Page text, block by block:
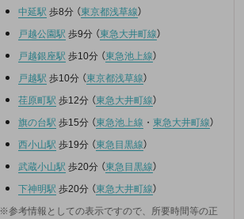
中延駅 歩8分 （東京都浅草線）
戸越公園駅 歩9分 （東急大井町線）
戸越銀座駅 歩10分 （東急池上線）
戸越駅 歩10分 （東京都浅草線）
荏原町駅 歩12分 （東急大井町線）
旗の台駅 歩15分 （東急池上線 ・ 東急大井町線）
西小山駅 歩19分 （東急目黒線）
武蔵小山駅 歩20分 （東急目黒線）
下神明駅 歩20分 （東急大井町線）
※参考情報としての表示ですので、所要時間等の正